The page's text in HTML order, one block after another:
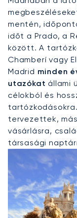
mentén,
időt a Prado, a
között. A
Chamberí vagy
Madrid minden
utazókat állami
célokból és
tervezettek,
vásárlásra,
társasági